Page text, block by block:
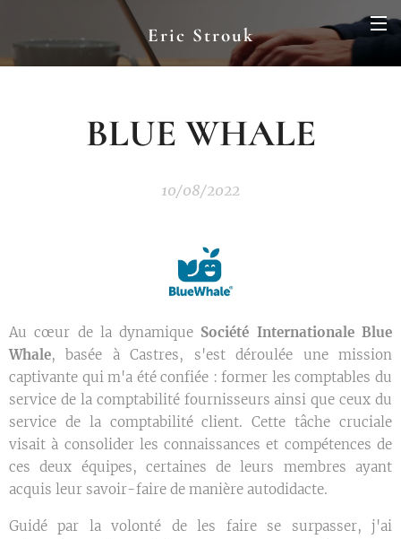
Eric Strouk
BLUE WHALE
10/08/2022
Au cœur de la dynamique Société Internationale Blue
Whale, basée à Castres, s'est déroulée une mission
captivante qui m'a été confiée : former les comptables du
service de la comptabilité fournisseurs ainsi que ceux du
service de la comptabilité client. Cette tâche cruciale
visait à consolider les connaissances et compétences de
ces deux équipes, certaines de leurs membres ayant
acquis leur savoir-faire de manière autodidacte.
Guidé par la volonté de les faire se surpasser, j'ai